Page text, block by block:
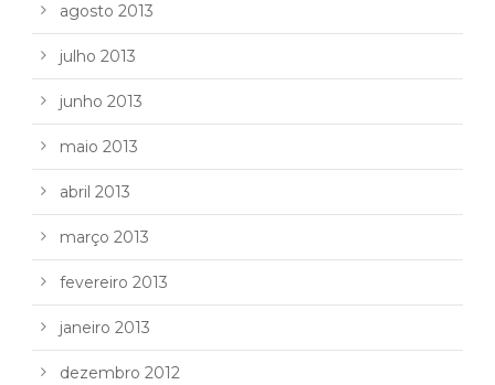
agosto 2013
julho 2013
junho 2013
maio 2013
abril 2013
março 2013
fevereiro 2013
janeiro 2013
dezembro 2012